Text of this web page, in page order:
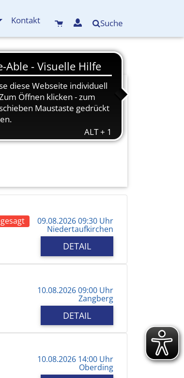
Kontakt Suche
mdf.de
09.08.2026 09:30 Uhr
Niedertaufkirchen
DETAIL
10.08.2026 09:00 Uhr
Zangberg
DETAIL
10.08.2026 14:00 Uhr
Oberding